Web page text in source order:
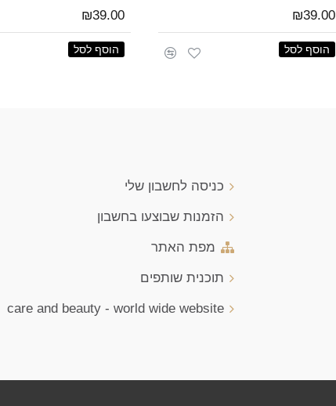
₪39.00
הוסף לסל
₪39.00
הוסף לסל
כניסה לחשבון שלי
הזמנות שבוצעו בחשבון
מפת האתר
תוכנית שותפים
care and beauty - world wide website